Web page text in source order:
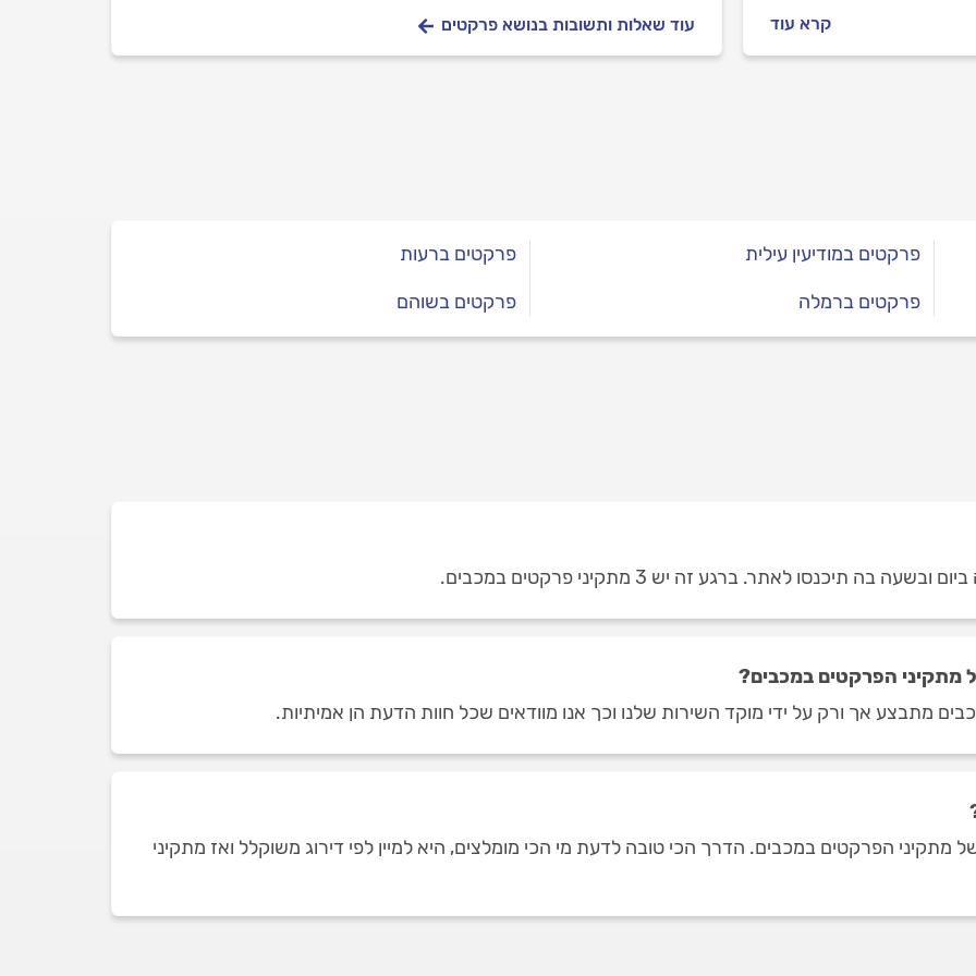
שמשפיעים עליו.
קרא עוד עוד שאלות ותשובות בנושא פרקטים
פרקטים במודיעין עילית
פרקטים ברמלה
פרקטים ברעות
פרקטים בשוהם
תיכנסו לאתר. ברגע זה יש 3 מתקיני פרקטים במכבים.
מתקיני הפרקטים במכבים?
מתבצע אך ורק על ידי מוקד השירות שלנו וכך אנו מוודאים שכל חוות הדעת הן אמיתיות.
הפרקטים במכבים. הדרך הכי טובה לדעת מי הכי מומלצים, היא למיין לפי דירוג משוקלל ואז מתקיני